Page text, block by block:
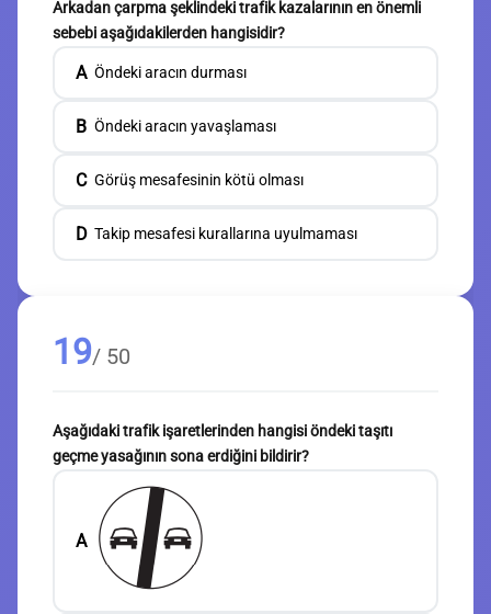
Arkadan çarpma şeklindeki trafik kazalarının en önemli
sebebi aşağıdakilerden hangisidir?
A Öndeki aracın durması
B Öndeki aracın yavaşlaması
C Görüş mesafesinin kötü olması
D Takip mesafesi kurallarına uyulmaması
19/ 50
Aşağıdaki trafik işaretlerinden hangisi öndeki taşıtı
geçme yasağının sona erdiğini bildirir?
A